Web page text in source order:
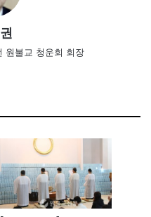
원불교 청운회 회장